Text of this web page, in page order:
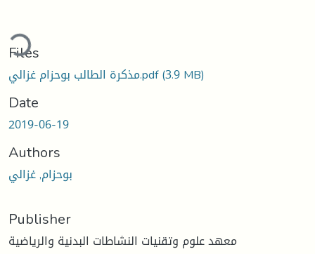
Loading...
Files
مذكرة الطالب بوحزام غزالي.pdf(3.9 MB)
Date
2019-06-19
Authors
بوحزام, غزالي
Publisher
معهد علوم وتقنيات النشاطات البدنية والرياضية